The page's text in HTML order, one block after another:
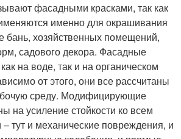
фасадными красками, так как
именно для окрашивания
бань, хозяйственных помещений,
садового декора. Фасадные
на воде, так и на органическом
от этого, они все рассчитаны
среду. Модифицирующие
на усиление стойкости ко всем
тут и механические повреждения, и